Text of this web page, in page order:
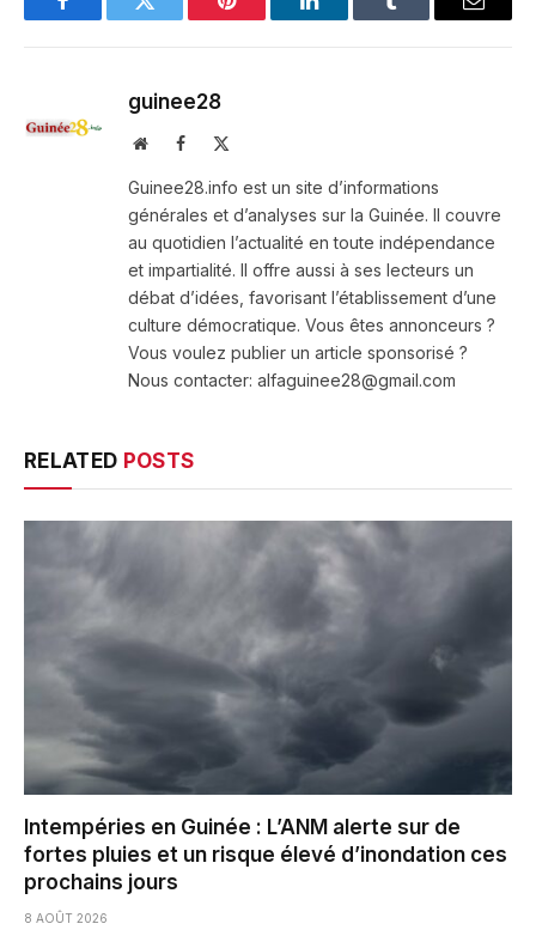
FacebookTwitter Pinterest LinkedInTumblr Email
guinee28
WebsiteFacebook
Guinee28.info est un site d’informations
générales et d’analyses sur la Guinée. Il couvre
au quotidien l’actualité en toute indépendance
et impartialité. Il offre aussi à ses lecteurs un
débat d’idées, favorisant l’établissement d’une
culture démocratique. Vous êtes annonceurs ?
Vous voulez publier un article sponsorisé ?
Nous contacter: alfaguinee28@gmail.com
RELATED POSTS
Intempéries en Guinée : L’ANM alerte sur de
fortes pluies et un risque élevé d’inondation ces
prochains jours
8 AOÛT 2026